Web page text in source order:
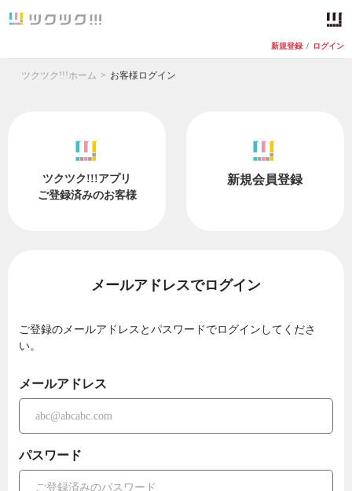
新規登録 / ログイン
ツクツク!!!ホーム お客様ログイン
ツクツク!!!アプリ
ご登録済みのお客様
新規会員登録
メールアドレスでログイン
ご登録のメールアドレスとパスワードでログインしてくださ
い。
メールアドレス
パスワード